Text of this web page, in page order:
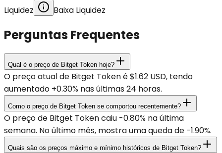
Liquidez
Baixa Liquidez
Perguntas Frequentes
Qual é o preço de Bitget Token hoje?
O preço atual de Bitget Token é $1.62 USD, tendo
aumentado +0.30% nas últimas 24 horas.
Como o preço de Bitget Token se comportou recentemente?
O preço de Bitget Token caiu -0.80% na última
semana. No último mês, mostra uma queda de -1.90%.
Quais são os preços máximo e mínimo históricos de Bitget Token?